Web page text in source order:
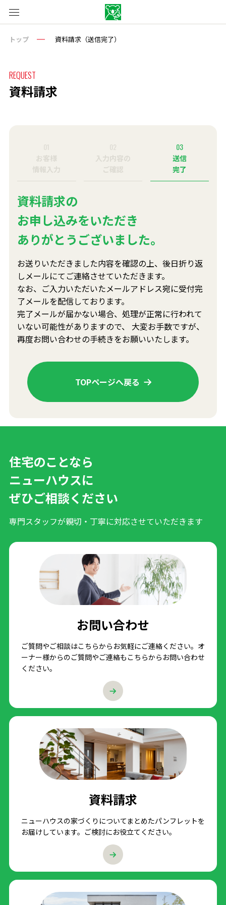
トップ 資料請求（送信完了）
REQUEST
資料請求
01
お客様
情報入力
02
入力内容の
ご確認
03
送信
完了
資料請求の
お申し込みをいただき
ありがとうございました。
お送りいただきました内容を確認の上、後日折り返
しメールにてご連絡させていただきます。
なお、ご⼊⼒いただいたメールアドレス宛に受付完
了メールを配信しております。
完了メールが届かない場合、処理が正常に⾏われて
いない可能性がありますので、
⼤変お⼿数ですが、
再度お問い合わせの⼿続きをお願いいたします。
TOPページへ戻る
住宅のことなら
ニューハウスに
ぜひご相談ください
専門スタッフが親切・丁寧に対応させていただきます
お問い合わせ
ご質問やご相談はこちらからお気軽にご連絡ください。オ
ーナー様からのご質問やご連絡もこちらからお問い合わせ
ください。
資料請求
ニューハウスの家づくりについてまとめたパンフレットを
お届けしています。ご検討にお役立てください。